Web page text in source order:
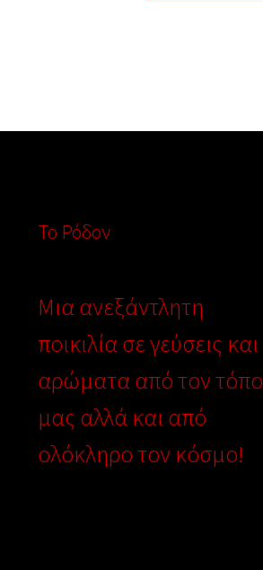
Το Ρόδον
Μια ανεξάντλητη
ποικιλία σε γεύσεις και
αρώματα από τον τόπο
μας αλλά και από
ολόκληρο τον κόσμο!